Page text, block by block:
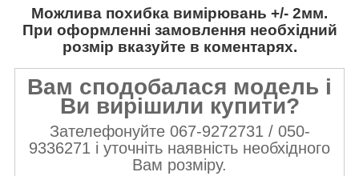
Можлива похибка вимірювань +/- 2мм.
При оформленні замовлення необхідний
розмір вказуйте в коментарях.
Вам сподобалася модель і
Ви вирішили купити?
Зателефонуйте 067-9272731 / 050-
9336271 і уточніть наявність необхідного
Вам розміру.